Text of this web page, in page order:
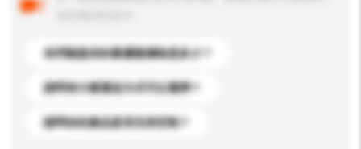
你們能提供的最優惠價格是多少？
請問有什麼運送方式可以選擇？
請問你的產品是否支持定制？